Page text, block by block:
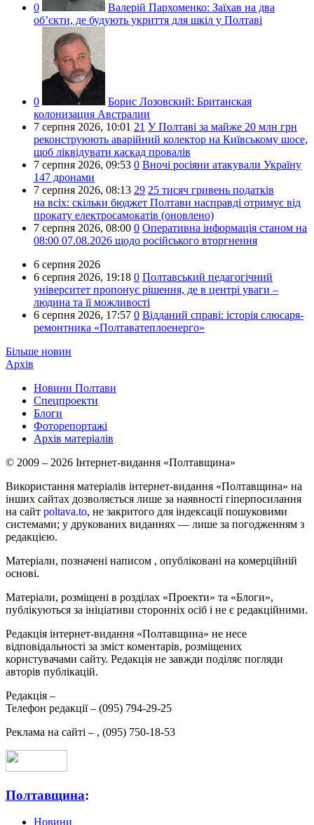
0 Валерій Пархоменко: Заїхав на два
об’єкти, де будують укриття для шкіл у Полтаві
0 Борис Лозовский: Британская
колонизация Австралии
7 серпня 2026, 10:01 21 У Полтаві за майже 20 млн грн
реконструюють аварійний колектор на Київському шосе,
щоб ліквідувати каскад провалів
7 серпня 2026, 09:53 0 Вночі росіяни атакували Україну
147 дронами
7 серпня 2026, 08:13 29 25 тисяч гривень податків
на всіх: скільки бюджет Полтави насправді отримує від
прокату електросамокатів (оновлено)
7 серпня 2026, 08:00 0 Оперативна інформація станом на
08:00 07.08.2026 щодо російського вторгнення
6 серпня 2026
6 серпня 2026, 19:18 0 Полтавський педагогічний
університет пропонує рішення, де в центрі уваги –
людина та її можливості
6 серпня 2026, 17:57 0 Відданий справі: історія слюсаря-
ремонтника «Полтаватеплоенерго»
Більше новин
Архів
Новини Полтави
Спецпроекти
Блоги
Фоторепортажі
Архів матеріалів
© 2009 – 2026 Інтернет-видання «Полтавщина»
Використання матеріалів інтернет-видання «Полтавщина» на
інших сайтах дозволяється лише за наявності гіперпосилання
на сайт poltava.to, не закритого для індексації пошуковими
системами; у друкованих виданнях — лише за погодженням з
редакцією.
Матеріали, позначені написом , опубліковані на комерційній
основі.
Матеріали, розміщені в розділах «Проекти» та «Блоги»,
публікуються за ініціативи сторонніх осіб і не є редакційними.
Редакція інтернет-видання «Полтавщина» не несе
відповідальності за зміст коментарів, розміщених
користувачами сайту. Редакція не завжди поділяє погляди
авторів публікацій.
Редакція –
Телефон редакції – (095) 794-29-25
Реклама на сайті – , (095) 750-18-53
Полтавщина:
Новини